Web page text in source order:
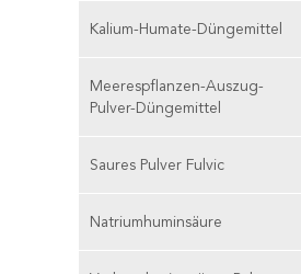
Kalium-Humate-Düngemittel
Meerespflanzen-Auszug-
Pulver-Düngemittel
Saures Pulver Fulvic
Natriumhuminsäure